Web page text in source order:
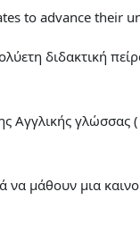
to advance their
διδακτική
γλώσσας (
να μάθουν μια